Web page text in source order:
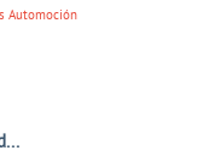
Automoción